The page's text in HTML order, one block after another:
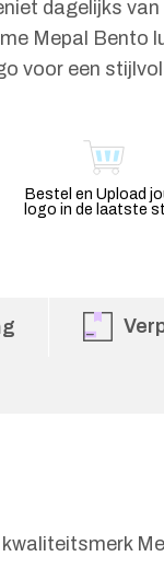
dagelijks
Mepal Bento
voor een
Bestel en Upload
logo in de laatste